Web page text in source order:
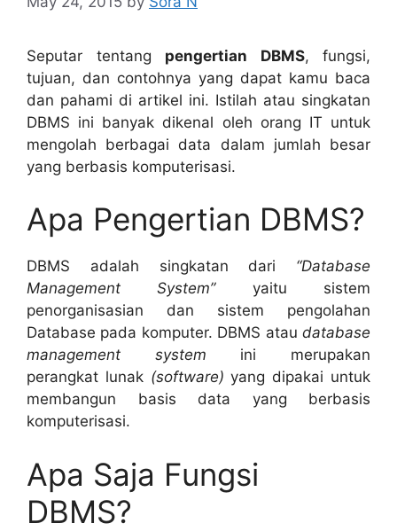
Seputar tentang pengertian DBMS, fungsi,
tujuan, dan contohnya yang dapat kamu baca
dan pahami di artikel ini. Istilah atau singkatan
DBMS ini banyak dikenal oleh orang IT untuk
mengolah berbagai data dalam jumlah besar
yang berbasis komputerisasi.
Apa Pengertian DBMS?
DBMS adalah singkatan dari “Database
Management System”yaitu sistem
penorganisasian dan sistem pengolahan
Database pada komputer. DBMS atau database
management system ini merupakan
perangkat lunak (software) yang dipakai untuk
membangun basis data yang berbasis
komputerisasi.
Apa Saja Fungsi
DBMS?